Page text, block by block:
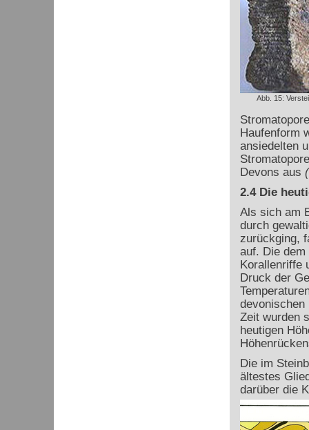
Abb. 15:
Haufenform
ansiedelten
Devons aus
2.4 Die
Als sich am
durch
zurückging,
auf. Die
Korallenriffe
Druck der
devonischen
Zeit wurden
heutigen
Die im
ältestes
darüber die